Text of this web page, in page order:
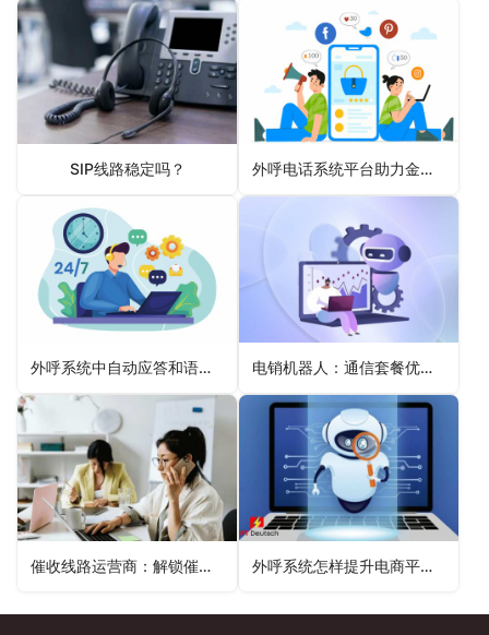
SIP线路稳定吗？ 外呼电话系统平台助力金融贷款业务拓展
外呼系统中自动应答和语音导航的设置方法与策略 电销机器人：通信套餐优惠推广的催化剂
催收线路运营商：解锁催收成功率提升的关键钥匙 外呼系统怎样提升电商平台用户的复购率